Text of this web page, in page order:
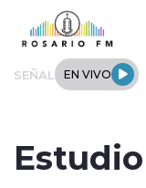
Click acá para ir
SEÑAL EN VIVO